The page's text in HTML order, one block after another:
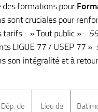
des formations pour
sont cruciales pour
tarifs : » Tout public » :
LIGUE 77 / USEP 77 »
son intégralité et à
Dép. de
Lieu de